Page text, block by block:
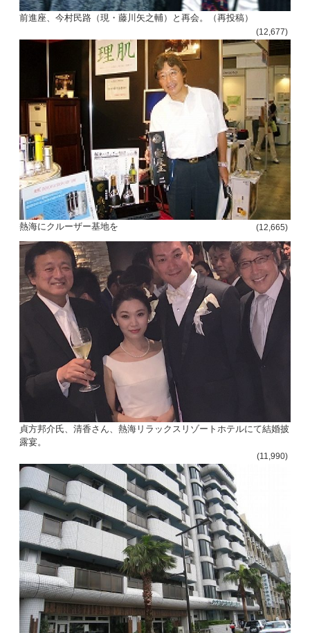
前進座、今村民路（現・藤川矢之輔）と再会。（再投稿）
(12,677)
熱海にクルーザー基地を (12,665)
貞方邦介氏、清香さん、熱海リラックスリゾートホテルにて結婚披
露宴。
(11,990)